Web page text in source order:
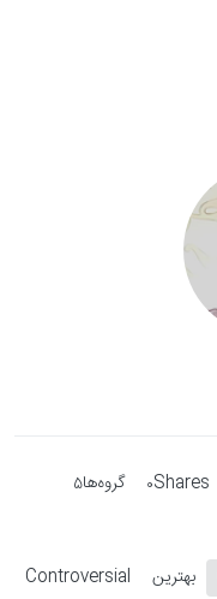
Shares
0 گروه‌ها5
بهترین Controversial